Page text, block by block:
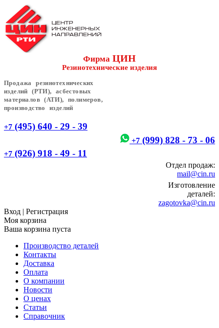
Фирма ЦИН
Резинотехнические изделия
Продажа резинотехнических
изделий (РТИ), асбестовых
материалов (АТИ), полимеров,
производство изделий
+7 (495) 640 - 29 - 39
+7 (999) 828 - 73 - 06
+7 (926) 918 - 49 - 11
Отдел продаж:
mail@cin.ru
Изготовление
деталей:
zagotovka@cin.ru
Вход | Регистрация
Моя корзина
Ваша корзина пуста
Производство деталей
Контакты
Доставка
Оплата
О компании
Новости
О ценах
Статьи
Справочник